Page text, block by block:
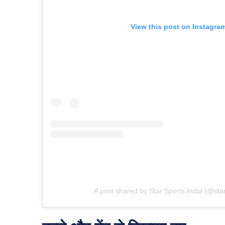
View this post on
A post shared by Star Sports India